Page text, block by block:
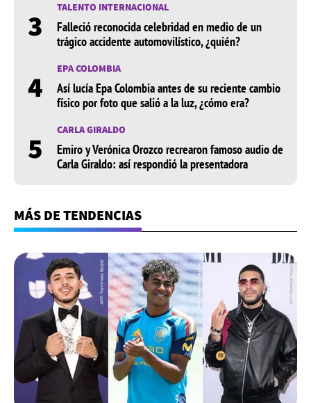
3 TALENTO INTERNACIONAL
Falleció reconocida celebridad en medio de un
trágico accidente automovilístico, ¿quién?
4 EPA COLOMBIA
Así lucía Epa Colombia antes de su reciente cambio
físico por foto que salió a la luz, ¿cómo era?
5 CARLA GIRALDO
Emiro y Verónica Orozco recrearon famoso audio de
Carla Giraldo: así respondió la presentadora
MÁS DE TENDENCIAS